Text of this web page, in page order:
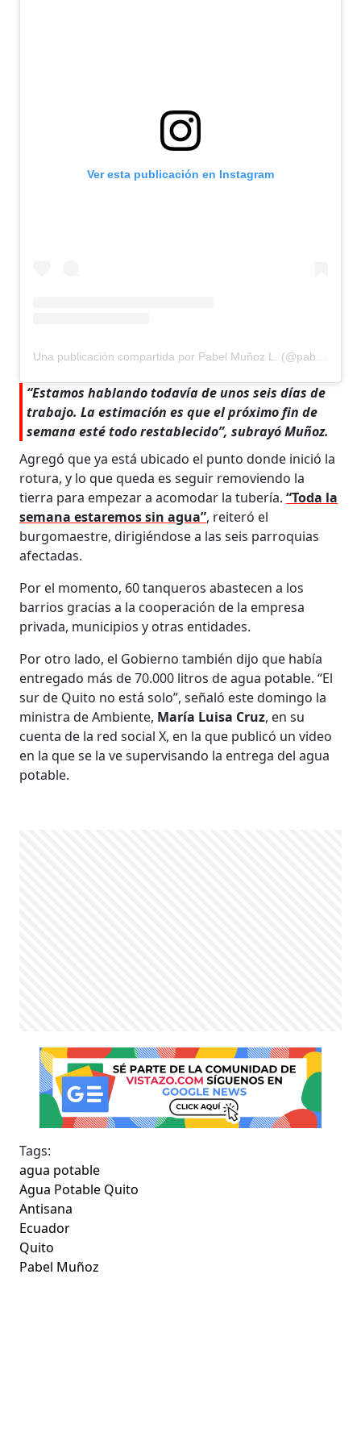
Ver esta publicación en Instagram
“Estamos hablando todavía de unos seis días de
trabajo. La estimación es que el próximo fin de
semana esté todo restablecido”, subrayó Muñoz.
Agregó que ya está ubicado el punto donde inició la
rotura, y lo que queda es seguir removiendo la
tierra para empezar a acomodar la tubería.“Toda la
semana estaremos sin agua”, reiteró el
burgomaestre, dirigiéndose a las seis parroquias
afectadas.
Por el momento, 60 tanqueros abastecen a los
barrios gracias a la cooperación de la empresa
privada, municipios y otras entidades.
Por otro lado, el Gobierno también dijo que había
entregado más de 70.000 litros de agua potable. “El
sur de Quito no está solo”, señaló este domingo la
ministra de Ambiente, María Luisa Cruz, en su
cuenta de la red social X, en la que publicó un video
en la que se la ve supervisando la entrega del agua
potable.
Tags:
agua potable
Agua Potable Quito
Antisana
Ecuador
Quito
Pabel Muñoz